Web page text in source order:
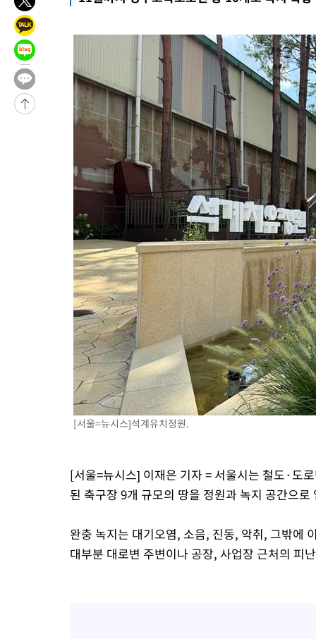
[서울=뉴시스]석계유치정원.
[서울=뉴시스] 이재은 기자 = 서울시는 철도·도
된 축구장 9개 규모의 땅을 정원과 녹지 공간으
완충 녹지는 대기오염, 소음, 진동, 악취, 그밖에
대부분 대로변 주변이나 공장, 사업장 근처의 피